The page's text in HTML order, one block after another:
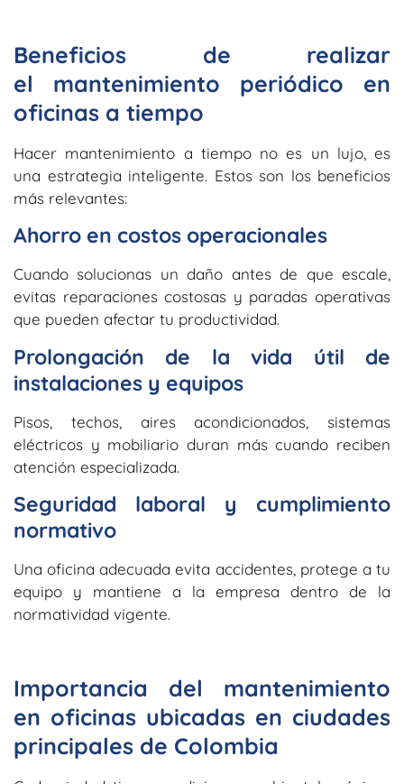
Beneficios de realizar
el mantenimiento periódico en
oficinas a tiempo
Hacer mantenimiento a tiempo no es un lujo, es
una estrategia inteligente. Estos son los beneficios
más relevantes:
Ahorro en costos operacionales
Cuando solucionas un daño antes de que escale,
evitas reparaciones costosas y paradas operativas
que pueden afectar tu productividad.
Prolongación de la vida útil de
instalaciones y equipos
Pisos, techos, aires acondicionados, sistemas
eléctricos y mobiliario duran más cuando reciben
atención especializada.
Seguridad laboral y cumplimiento
normativo
Una oficina adecuada evita accidentes, protege a tu
equipo y mantiene a la empresa dentro de la
normatividad vigente.
Importancia del mantenimiento
en oficinas ubicadas en ciudades
principales de Colombia